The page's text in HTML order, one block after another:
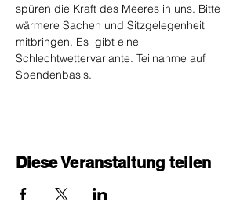
spüren die Kraft des Meeres in uns. Bitte
wärmere Sachen und Sitzgelegenheit
mitbringen. Es  gibt eine
Schlechtwettervariante. Teilnahme auf
Spendenbasis.
Diese Veranstaltung teilen